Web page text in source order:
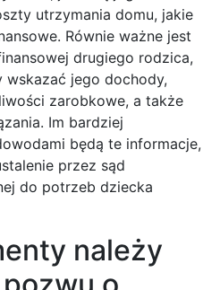
utrzymania domu, jakie
Równie ważne jest
drugiego rodzica,
jego dochody,
zarobkowe, a także
Im bardziej
będą te informacje,
przez sąd
do potrzeb dziecka
należy